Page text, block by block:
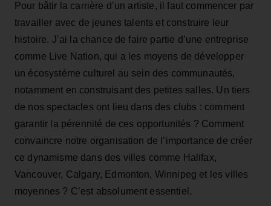
Pour bâtir la carrière d’un artiste, il faut commencer par
travailler avec de jeunes talents et construire leur
histoire. J’ai la chance de faire partie d’une entreprise
comme Live Nation, qui a les moyens de développer
un écosystème culturel au sein des communautés,
notamment en construisant des petites salles. Un tiers
de nos spectacles ont lieu dans des clubs : comment
garantir la pérennité de ces opportunités ? Comment
convaincre notre organisation de l’importance de créer
ce dynamisme dans des villes comme Halifax,
Vancouver, Calgary, Edmonton, Winnipeg et les villes
moyennes ? C’est absolument essentiel.